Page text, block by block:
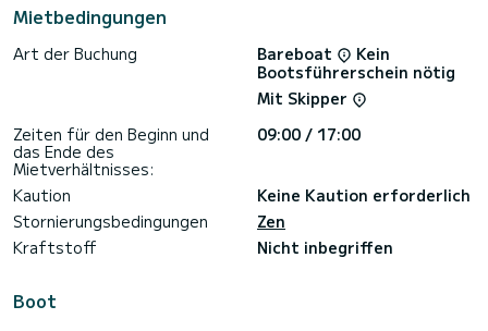
Mietbedingungen
Art der Buchung Bareboat
Kein
Bootsführerschein nötig
Mit Skipper
Zeiten für den Beginn und
das Ende des
Mietverhältnisses:
09:00 / 17:00
Kaution
Keine Kaution erforderlich
Stornierungsbedingungen
Zen
Kraftstoff
Nicht inbegriffen
Boot